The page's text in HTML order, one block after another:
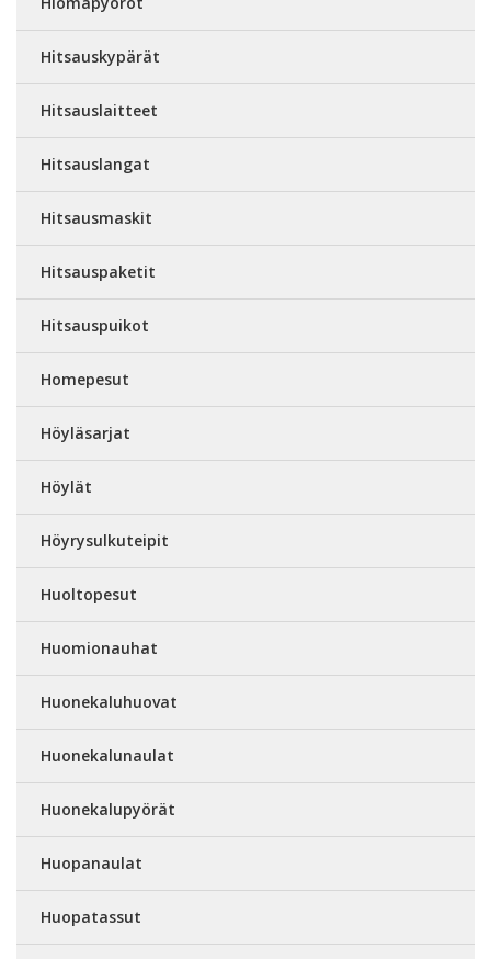
Hitsauskypärät
Hitsauslaitteet
Hitsauslangat
Hitsausmaskit
Hitsauspaketit
Hitsauspuikot
Homepesut
Höyläsarjat
Höylät
Höyrysulkuteipit
Huoltopesut
Huomionauhat
Huonekaluhuovat
Huonekalunaulat
Huonekalupyörät
Huopanaulat
Huopatassut